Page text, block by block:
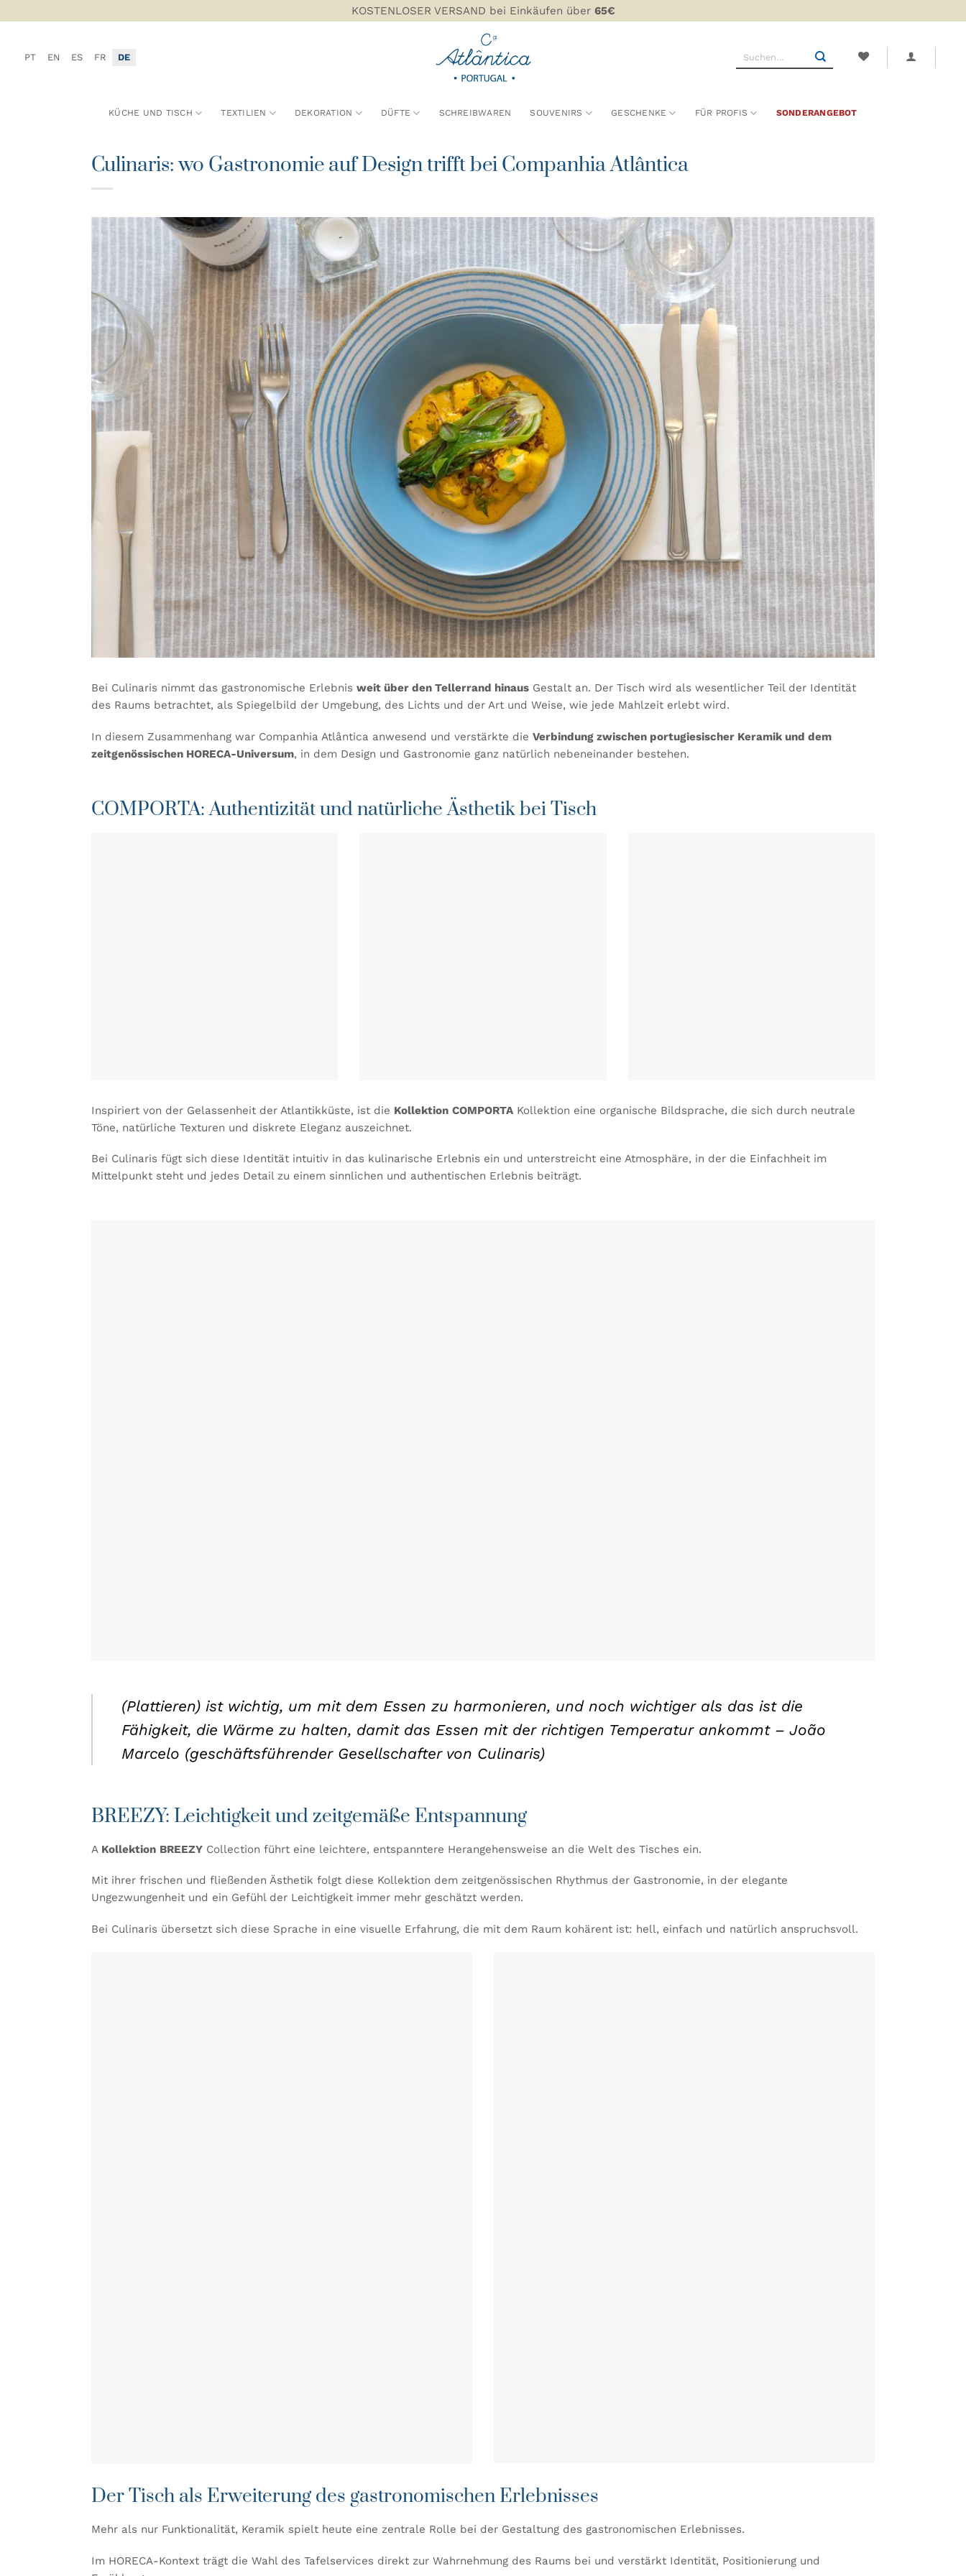
Inhalt
KOSTENLOSER VERSAND bei Einkäufen über 65€
PT EN ES FR DE
Suchen
KÜCHE UND TISCH TEXTILIEN DEKORATION DÜFTE SCHREIBWAREN SOUVENIRS GESCHENKE FÜR PROFIS SONDERANGEBOT
Culinaris: wo Gastronomie auf Design trifft bei Companhia Atlântica
Bei Culinaris nimmt das gastronomische Erlebnis weit über den Tellerrand hinaus Gestalt an. Der Tisch wird als wesentlicher Teil der Identität
des Raums betrachtet, als Spiegelbild der Umgebung, des Lichts und der Art und Weise, wie jede Mahlzeit erlebt wird.
In diesem Zusammenhang war Companhia Atlântica anwesend und verstärkte die Verbindung zwischen portugiesischer Keramik und dem
zeitgenössischen HORECA-Universum, in dem Design und Gastronomie ganz natürlich nebeneinander bestehen.
COMPORTA: Authentizität und natürliche Ästhetik bei Tisch
Inspiriert von der Gelassenheit der Atlantikküste, ist die Kollektion COMPORTA Kollektion eine organische Bildsprache, die sich durch neutrale
Töne, natürliche Texturen und diskrete Eleganz auszeichnet.
Bei Culinaris fügt sich diese Identität intuitiv in das kulinarische Erlebnis ein und unterstreicht eine Atmosphäre, in der die Einfachheit im
Mittelpunkt steht und jedes Detail zu einem sinnlichen und authentischen Erlebnis beiträgt.
(Plattieren) ist wichtig, um mit dem Essen zu harmonieren, und noch wichtiger als das ist die
Fähigkeit, die Wärme zu halten, damit das Essen mit der richtigen Temperatur ankommt – João
Marcelo (geschäftsführender Gesellschafter von Culinaris)
BREEZY: Leichtigkeit und zeitgemäße Entspannung
A Kollektion BREEZY Collection führt eine leichtere, entspanntere Herangehensweise an die Welt des Tisches ein.
Mit ihrer frischen und fließenden Ästhetik folgt diese Kollektion dem zeitgenössischen Rhythmus der Gastronomie, in der elegante
Ungezwungenheit und ein Gefühl der Leichtigkeit immer mehr geschätzt werden.
Bei Culinaris übersetzt sich diese Sprache in eine visuelle Erfahrung, die mit dem Raum kohärent ist: hell, einfach und natürlich anspruchsvoll.
Der Tisch als Erweiterung des gastronomischen Erlebnisses
Mehr als nur Funktionalität, Keramik spielt heute eine zentrale Rolle bei der Gestaltung des gastronomischen Erlebnisses.
Im HORECA-Kontext trägt die Wahl des Tafelservices direkt zur Wahrnehmung des Raums bei und verstärkt Identität, Positionierung und